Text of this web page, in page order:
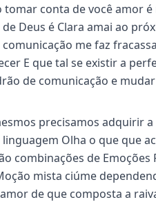
conta de você amor
Deus é Clara amai ao
me faz
E que tal se existir a
de comunicação e
precisamos adquirir
Olha o que que
combinações de Emoções
mista ciúme
de que composta a